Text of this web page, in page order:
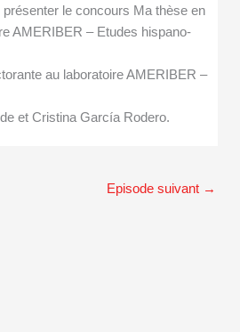
le concours Ma thèse en
AMERIBER – Etudes hispano-
au laboratoire AMERIBER –
et Cristina García Rodero.
Episode suivant →